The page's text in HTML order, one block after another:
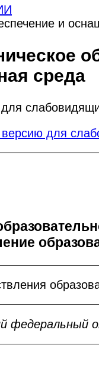
и
среда
для
федеральный